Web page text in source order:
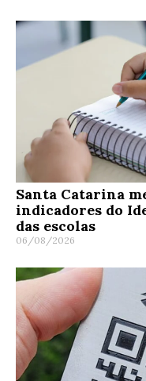
Santa Catarina
indicadores do
das escolas
06/08/2026